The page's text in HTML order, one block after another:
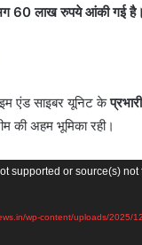
60 लाख रुपये आंकी गई है।
एंड साइबर यूनिट के
की अहम भूमिका रही।
supported or source(s) not
wp-content/uploads/2025/